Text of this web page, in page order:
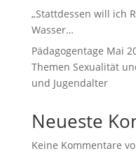
„Stattdessen will ich
Wasser…
Pädagogentage Mai
Themen Sexualität
und Jugendalter
Neueste
Keine Kommentare